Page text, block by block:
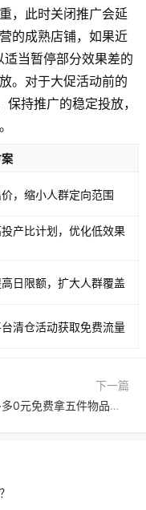
，此时关闭推广会延
的成熟店铺，如果近
当暂停部分效果差的
。对于大促活动前的
持推广的稳定投放，
，缩小人群定向范围
产比计划，优化低效果
日限额，扩大人群覆盖
清仓活动获取免费流量
下一篇
拼多多0元免费拿五件物品是真的吗？拼多多0元免费拿方法有哪些